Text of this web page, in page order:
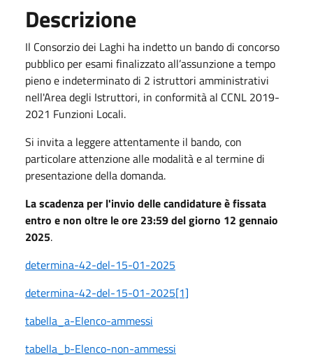
Descrizione
Il Consorzio dei Laghi ha indetto un bando di concorso
pubblico per esami finalizzato all’assunzione a tempo
pieno e indeterminato di 2 istruttori amministrativi
nell'Area degli Istruttori, in conformità al CCNL 2019-
2021 Funzioni Locali.
Si invita a leggere attentamente il bando, con
particolare attenzione alle modalità e al termine di
presentazione della domanda.
La scadenza per l'invio delle candidature è fissata
entro e non oltre le ore 23:59 del giorno 12 gennaio
2025.
determina-42-del-15-01-2025
determina-42-del-15-01-2025[1]
tabella_a-Elenco-ammessi
tabella_b-Elenco-non-ammessi